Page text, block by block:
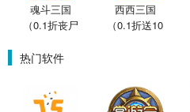
魂斗三国
（0.1折丧尸
西西三国
（0.1折送10
热门软件